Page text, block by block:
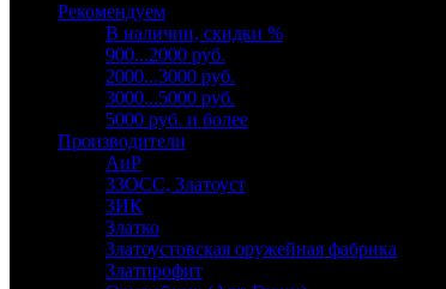
Рекомендуем
В наличии, скидки %
900...2000 руб.
2000...3000 руб.
3000...5000 руб.
5000 руб. и более
Производители
АиР
ЗЗОСС, Златоуст
ЗИК
Златко
Златоустовская оружейная фабрика
Златпрофит